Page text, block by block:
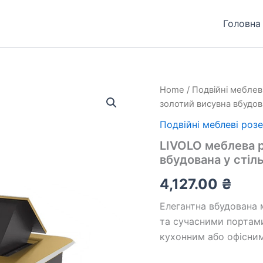
Головна
Home / Подвійні
золотий висувна
Подвійні меблеві
LIVOLO меблева
вбудована у
4,127.00 ₴
Елегантна
та сучасними
кухонним або
LIVOLO
меблева
одинарна
висувна
вбудована
стільницю
(VL-
SHS012-
A)